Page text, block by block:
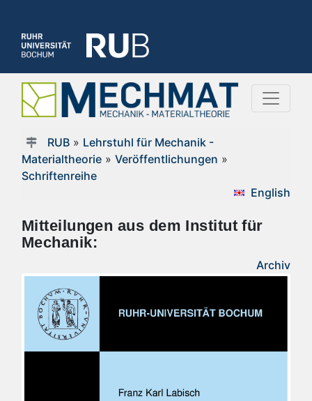
RUB» Lehrstuhl für Mechanik -
Materialtheorie » Veröffentlichungen »
Schriftenreihe
English
Mitteilungen aus dem Institut für
Mechanik:
Archiv